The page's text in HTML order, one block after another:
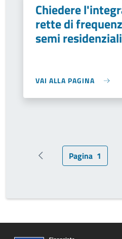
Chiedere
rette di
semi residenziali
VAI ALLA PAGINA
Pagina precedente
Pagina
Pagina 1